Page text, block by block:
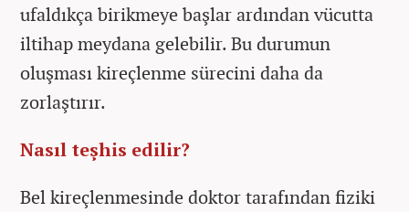
ufaldıkça birikmeye başlar ardından vücutta
iltihap meydana gelebilir. Bu durumun
oluşması kireçlenme sürecini daha da
zorlaştırır.
Nasıl teşhis edilir?
Bel kireçlenmesinde doktor tarafından fiziki